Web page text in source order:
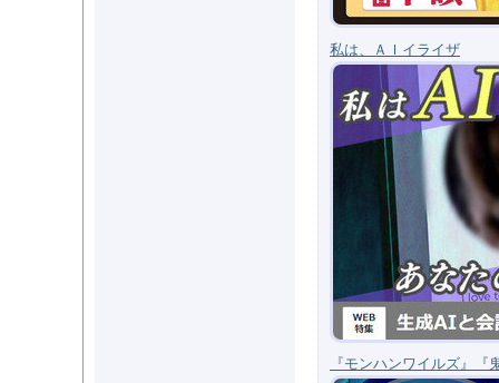
私は、ＡＩイライザ
『モンハンワイルズ』